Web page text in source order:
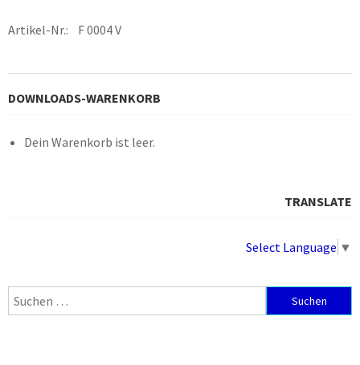
Artikel-Nr.: F 0004 V
DOWNLOADS-WARENKORB
Dein Warenkorb ist leer.
TRANSLATE
Select Language ▼
Suchen
nach: